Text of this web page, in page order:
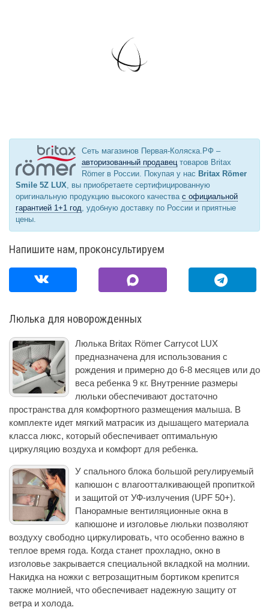
Сеть магазинов Первая-Коляска.РФ –
авторизованный продавецтоваров Britax
Römer в России. Покупая у нас Britax Römer
Smile 5Z LUX, вы приобретаете сертифицированную
оригинальную продукцию высокого качества с официальной
гарантией 1+1 год, удобную доставку по России и приятные
цены.
Напишите нам, проконсультируем
Люлька для новорожденных
Люлька Britax Römer Carrycot LUX
предназначена для использования с
рождения и примерно до 6-8 месяцев или до
веса ребенка 9 кг. Внутренние размеры
люльки обеспечивают достаточно
пространства для комфортного размещения малыша. В
комплекте идет мягкий матрасик из дышащего материала
класса люкс, который обеспечивает оптимальную
циркуляцию воздуха и комфорт для ребенка.
У спального блока большой регулируемый
капюшон с влагоотталкивающей пропиткой
и защитой от УФ-излучения (UPF 50+).
Панорамные вентиляционные окна в
капюшоне и изголовье люльки позволяют
воздуху свободно циркулировать, что особенно важно в
теплое время года. Когда станет прохладно, окно в
изголовье закрывается специальной вкладкой на молнии.
Накидка на ножки с ветрозащитным бортиком крепится
также молнией, что обеспечивает надежную защиту от
ветра и холода.